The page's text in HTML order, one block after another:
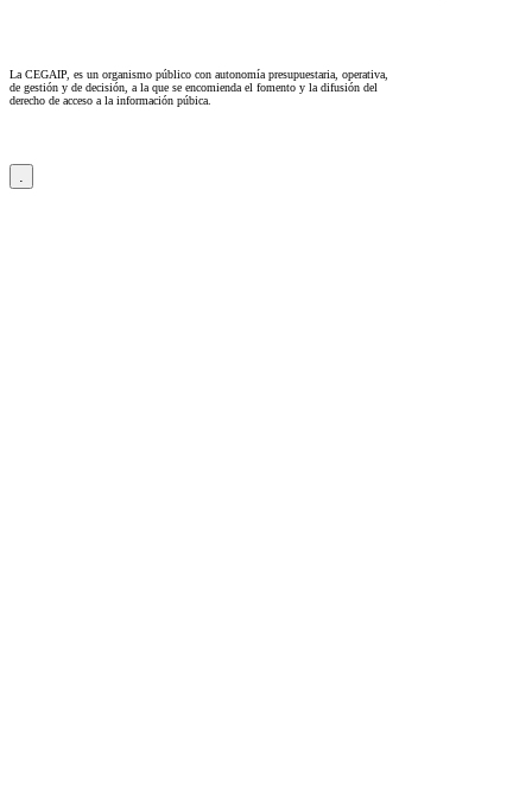
La CEGAIP, es un organismo público con autonomía presupuestaria, operativa,
de gestión y de decisión, a la que se encomienda el fomento y la difusión del
derecho de acceso a la información púbica.